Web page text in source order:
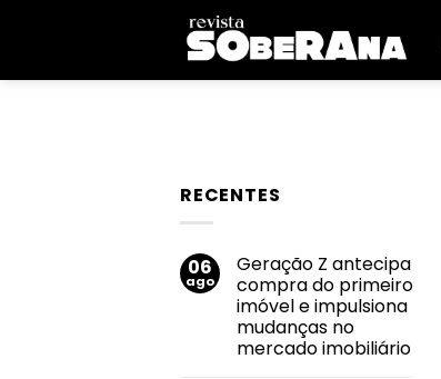
RECENTES
06
ago
Geração Z antecipa
compra do primeiro
imóvel e impulsiona
mudanças no
mercado imobiliário